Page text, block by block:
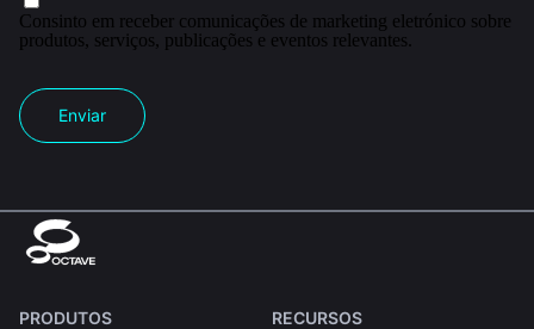
Consinto em receber comunicações de marketing eletrónico sobre
produtos, serviços, publicações e eventos relevantes.
Enviar
PRODUTOS
RECURSOS